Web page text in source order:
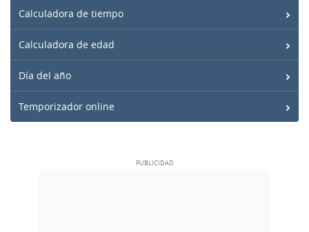
Calculadora de tiempo
Calculadora de edad
Día del año
Temporizador online